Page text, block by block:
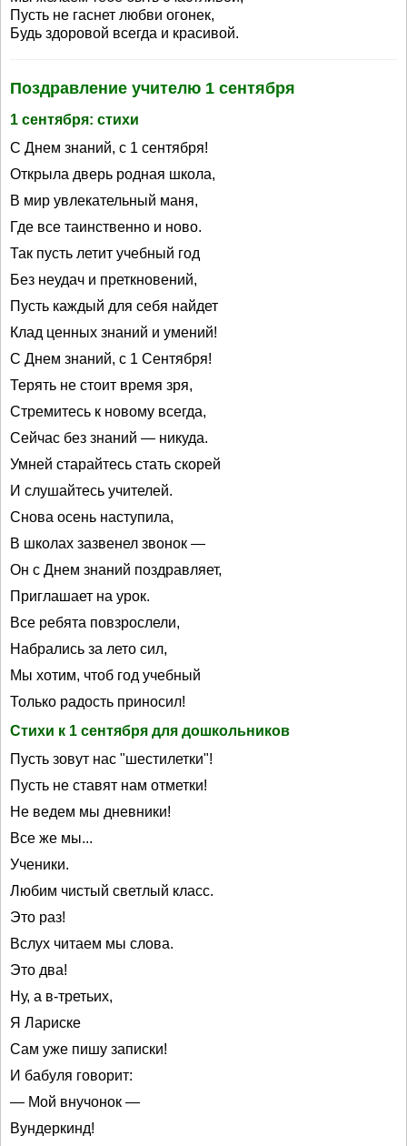
Пусть не гаснет любви огонек,
Будь здоровой всегда и красивой.
Поздравление учителю 1 сентября
1 сентября: стихи
С Днем знаний, с 1 сентября!
Открыла дверь родная школа,
В мир увлекательный маня,
Где все таинственно и ново.
Так пусть летит учебный год
Без неудач и преткновений,
Пусть каждый для себя найдет
Клад ценных знаний и умений!
С Днем знаний, с 1 Сентября!
Терять не стоит время зря,
Стремитесь к новому всегда,
Сейчас без знаний — никуда.
Умней старайтесь стать скорей
И слушайтесь учителей.
Снова осень наступила,
В школах зазвенел звонок —
Он с Днем знаний поздравляет,
Приглашает на урок.
Все ребята повзрослели,
Набрались за лето сил,
Мы хотим, чтоб год учебный
Только радость приносил!
Стихи к 1 сентября для дошкольников
Пусть зовут нас "шестилетки"!
Пусть не ставят нам отметки!
Не ведем мы дневники!
Все же мы...
Ученики.
Любим чистый светлый класс.
Это раз!
Вслух читаем мы слова.
Это два!
Ну, а в-третьих,
Я Лариске
Сам уже пишу записки!
И бабуля говорит:
— Мой внучонок —
Вундеркинд!